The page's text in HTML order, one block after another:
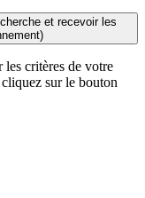
et recevoir les
les critères de votre
sur le bouton